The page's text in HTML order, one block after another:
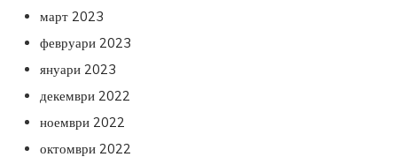
март 2023
февруари 2023
януари 2023
декември 2022
ноември 2022
октомври 2022